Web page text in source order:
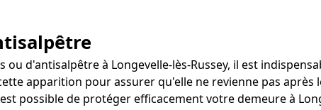
d'antisalpêtre à Longevelle-lès-Russey, il est
apparition pour assurer qu'elle ne revienne pas après
possible de protéger efficacement votre demeure à